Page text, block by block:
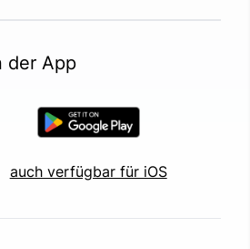
der App
auch verfügbar für iOS